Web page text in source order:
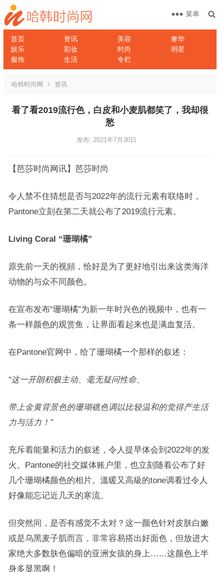
首页 资讯 美容
奢华
娱乐
彩妆 时尚
明星
服饰
生活 专栏
菜单
哈韩时尚网 资讯
看了看2019流行色，白皮和小麦肌都笑了，我却很
愁
发布: 2021年7月30日
【芭莎时尚网讯】芭莎时尚
令人禁不住猜想是否与2022年的流行元素有联络时，
Pantone立刻在第二天就公布了2019流行元素。
Living Coral “珊瑚橘”
原先前一天的视頻，恰好是为了更好地引出来这类海洋
动物的与众不同颜色。
在宣布发布“珊瑚橘”为新一年时兴色的视频中，也有一
条一样颜色的观赏鱼，让界面看起来也是满血复活。
在Pantone官网中，给了珊瑚橘一个那样的叙述：
“这一开朗积极主动、毫无疑问性命、
带上金黄背景色的珊瑚礁色调以比较温和的觉得产生活
力与活力！”
充斥着能量和活力的叙述，令人提早体会到2022年的发
火。Pantone的社交媒体账户里，也立刻随着公布了好
几个珊瑚橘颜色的相片。溫暖又高級的tone调看过令人
好像能忘记近几天的寒流。
但突然间，是否有感觉不太对？这一颜色针对皮肤白嫩
或是乌黑麦子肌而言，非常容易搭出好面色，但放进大
家绝大多数肤色偏暗的亚洲女孩的身上……这颜色上半
身多显黑啊！